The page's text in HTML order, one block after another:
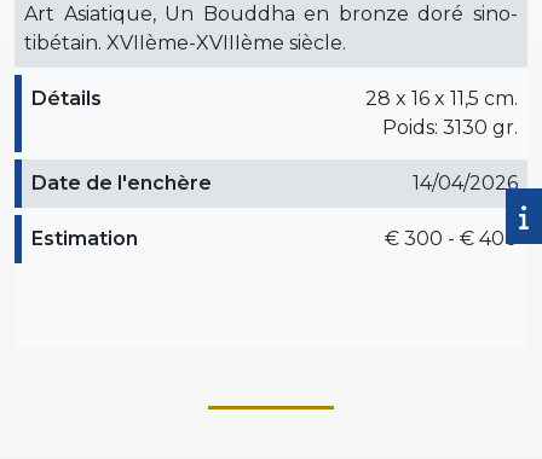
Art Asiatique, Un Bouddha en bronze doré sino-
tibétain. XVIIème-XVIIIème siècle.
Détails
28 x 16 x 11,5 cm.
Poids: 3130 gr.
Date de l'enchère 14/04/2026
Estimation € 300 - € 400